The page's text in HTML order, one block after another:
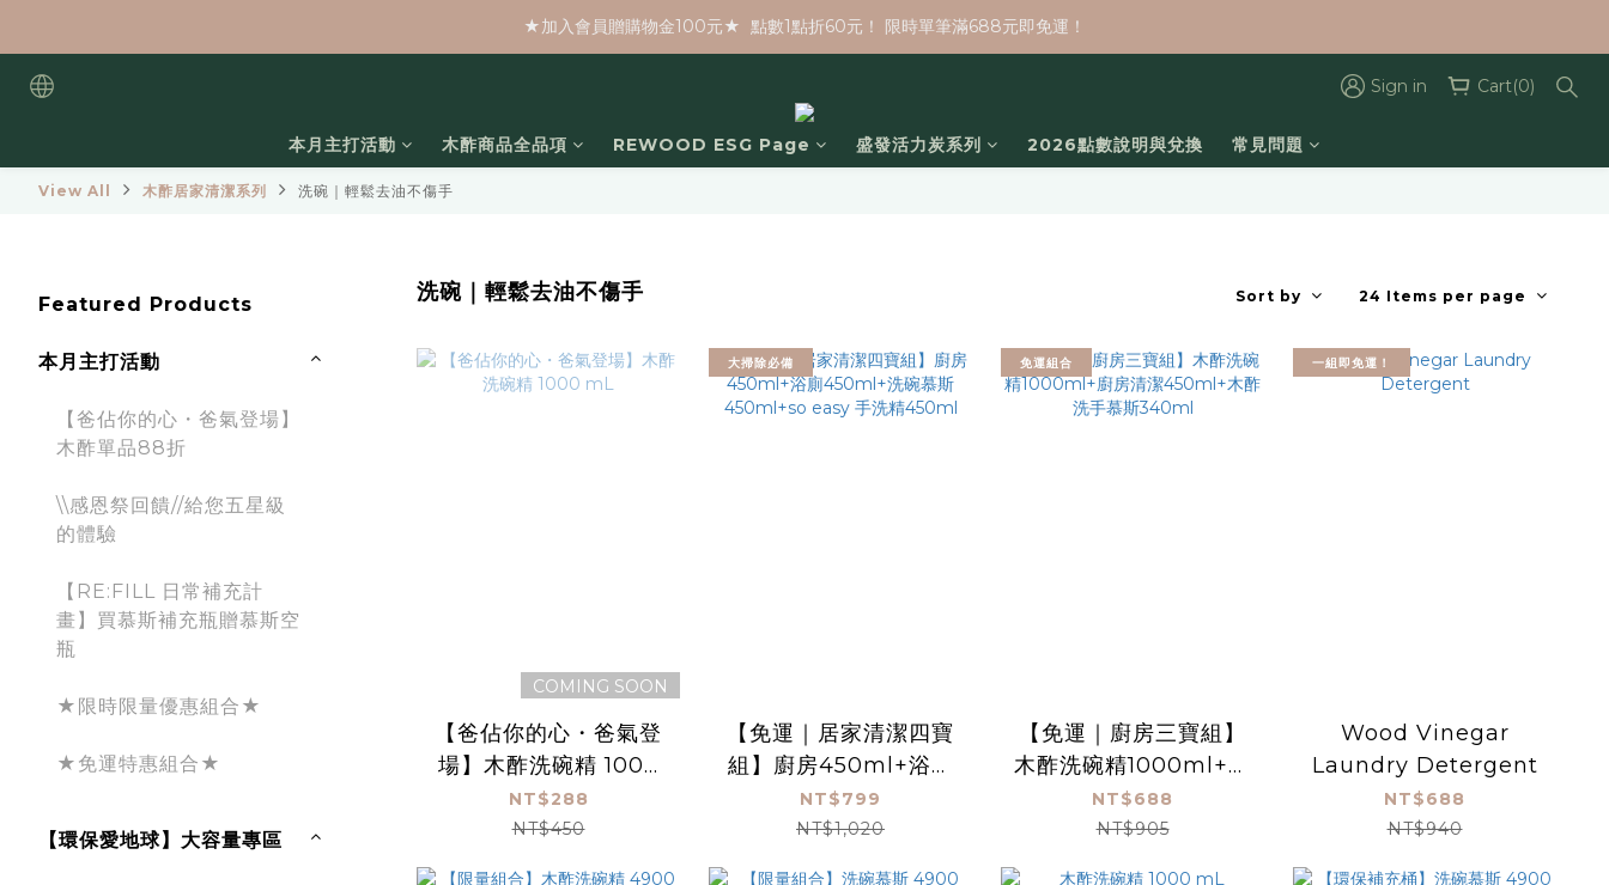
★加入會員贈購物金100元★  點數1點折60元！ 限時單筆滿688元即免運！
Sign in Cart(0)
本月主打活動 木酢商品全品項 REWOOD ESG Page 盛發活力炭系列 2026點數說明與兌換 常見問題
View All 木酢居家清潔系列 洗碗｜輕鬆去油不傷手
Featured Products
本月主打活動
【爸佔你的心・爸氣登場】
木酢單品88折
\\感恩祭回饋//給您五星級
的體驗
【RE:FILL 日常補充計
畫】買慕斯補充瓶贈慕斯空
瓶
★限時限量優惠組合★
★免運特惠組合★
【環保愛地球】大容量專區
洗碗｜輕鬆去油不傷手 Sort by 24 Items per page
COMING SOON
【爸佔你的心・爸氣登
場】木酢洗碗精 1000
mL
NT$288
NT$450
大掃除必備
【免運｜居家清潔四寶
組】廚房450ml+浴廁
450ml+洗碗慕斯
450ml+so easy 手洗
NT$799
NT$1,020
免運組合
【免運｜廚房三寶組】
木酢洗碗精1000ml+廚
房清潔450ml+木酢洗
手慕斯340ml
NT$688
NT$905
一組即免運！
Wood Vinegar
Laundry Detergent
NT$688
NT$940